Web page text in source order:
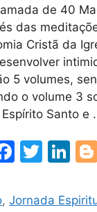
de 40
das
Cristã da
5 volumes,
o volume 3
Santo e
F
c
T
itt
Li
k
,Jornada